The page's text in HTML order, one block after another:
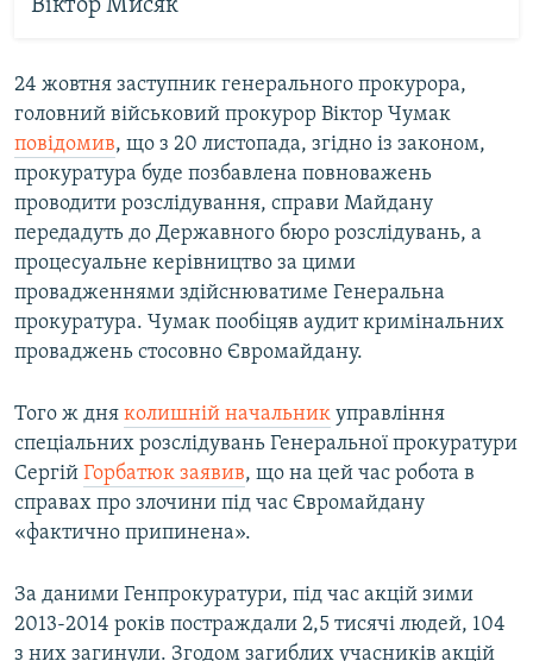
Віктор Мисяк
24 жовтня заступник генерального прокурора,
головний військовий прокурор Віктор Чумак
повідомив, що з 20 листопада, згідно із законом,
прокуратура буде позбавлена повноважень
проводити розслідування, справи Майдану
передадуть до Державного бюро розслідувань, а
процесуальне керівництво за цими
провадженнями здійснюватиме Генеральна
прокуратура. Чумак пообіцяв аудит кримінальних
проваджень стосовно Євромайдану.
Того ж дня колишній начальник управління
спеціальних розслідувань Генеральної прокуратури
Сергій Горбатюк заявив, що на цей час робота в
справах про злочини під час Євромайдану
«фактично припинена».
За даними Генпрокуратури, під час акцій зими
2013-2014 років постраждали 2,5 тисячі людей, 104
з них загинули. Згодом загиблих учасників акцій